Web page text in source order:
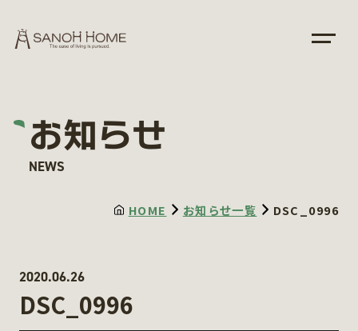
お知らせ
NEWS
HOME お知らせ一覧 DSC_0996
2020.06.26
DSC_0996